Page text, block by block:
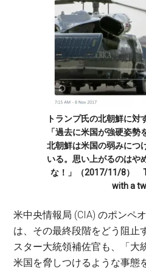
トランプ氏の北朝鮮に対
「過去に米国が強硬姿
北朝鮮は米国の弱みにつ
いる。思い上がるのはや
な！」（2017/11/8）
with a
米中央情報局 (CIA) のポンペ
は、その最終段階をどう阻止
スター大統領補佐官も、「大
米国を脅しつけるような事態